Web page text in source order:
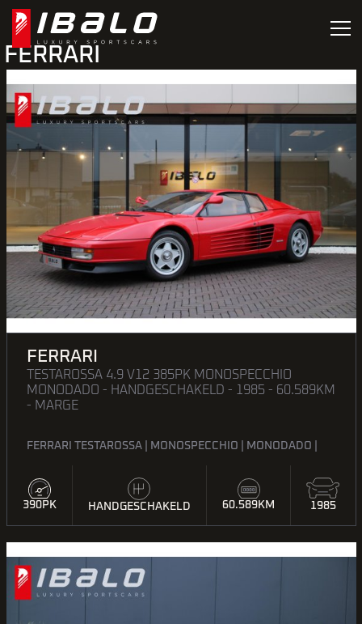
FERRARI
FERRARI
TESTAROSSA 4.9 V12 385PK MONOSPECCHIO
MONODADO - HANDGESCHAKELD - 1985 - 60.589KM
- MARGE
FERRARI TESTAROSSA | MONOSPECCHIO | MONODADO |
390PK HANDGESCHAKELD 60.589KM 1985